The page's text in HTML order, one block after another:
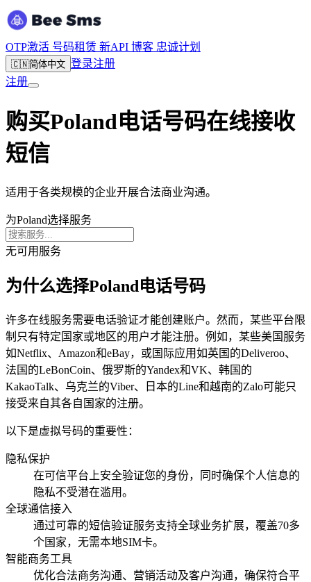
OTP激活 号码租赁 新API 博客 忠诚计划
🇨🇳简体中文 登录注册
注册
购买Poland电话号码在线接收
短信
适用于各类规模的企业开展合法商业沟通。
为Poland选择服务
无可用服务
为什么选择Poland电话号码
许多在线服务需要电话验证才能创建账户。然而，某些平台限
制只有特定国家或地区的用户才能注册。例如，某些美国服务
如Netflix、Amazon和eBay，或国际应用如英国的Deliveroo、
法国的LeBonCoin、俄罗斯的Yandex和VK、韩国的
KakaoTalk、乌克兰的Viber、日本的Line和越南的Zalo可能只
接受来自其各自国家的注册。
以下是虚拟号码的重要性：
隐私保护
在可信平台上安全验证您的身份，同时确保个人信息的
隐私不受潜在滥用。
全球通信接入
通过可靠的短信验证服务支持全球业务扩展，覆盖70多
个国家，无需本地SIM卡。
智能商务工具
优化合法商务沟通、营销活动及客户沟通，确保符合平